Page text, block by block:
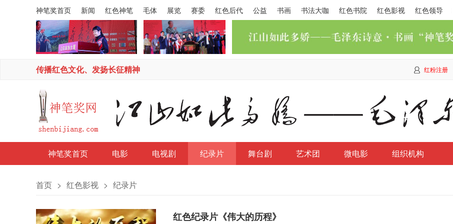
神笔奖首页 新闻 红色神笔 毛体 展览 赛委 红色后代 公益 书画 书法大咖 红色书院 红色影视 红色领导
传播红色文化、发扬长征精神 红粉注册
神笔奖首页 电影 电视剧 纪录片 舞台剧 艺术团 微电影 组织机构
首页 > 红色影视 > 纪录片
红色纪录片《伟大的历程》